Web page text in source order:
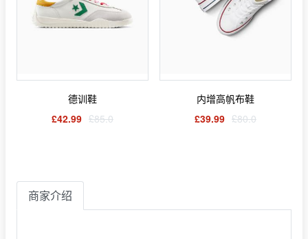
德训鞋
£42.99 £85.0
内增高帆布鞋
£39.99 £80.0
商家介绍